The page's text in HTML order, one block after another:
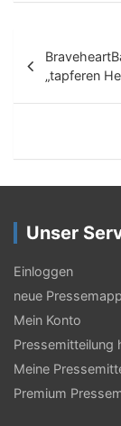
e
i
r
g
s
-
N
a
v
„tapferen
Unser
Einloggen
neue
Mein Konto
Pressemitteilung
Meine
Premium